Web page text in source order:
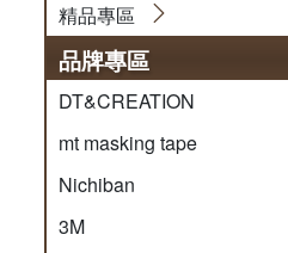
精品專區
品牌專區
DT&CREATION
mt masking tape
Nichiban
3M